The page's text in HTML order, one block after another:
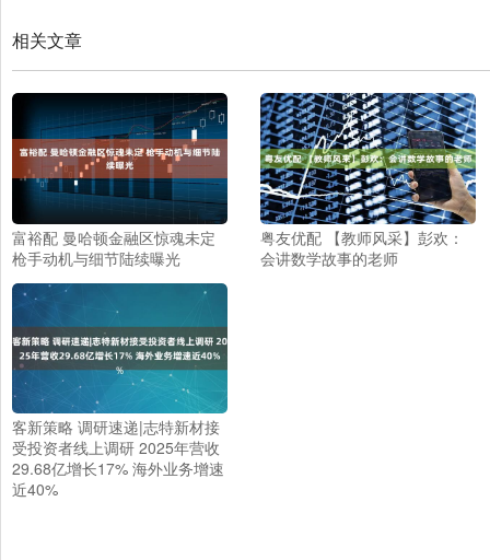
相关文章
富裕配 曼哈顿金融区惊魂未定
枪手动机与细节陆续曝光
粤友优配 【教师风采】彭欢：
会讲数学故事的老师
客新策略 调研速递|志特新材接
受投资者线上调研 2025年营收
29.68亿增长17% 海外业务增速
近40%